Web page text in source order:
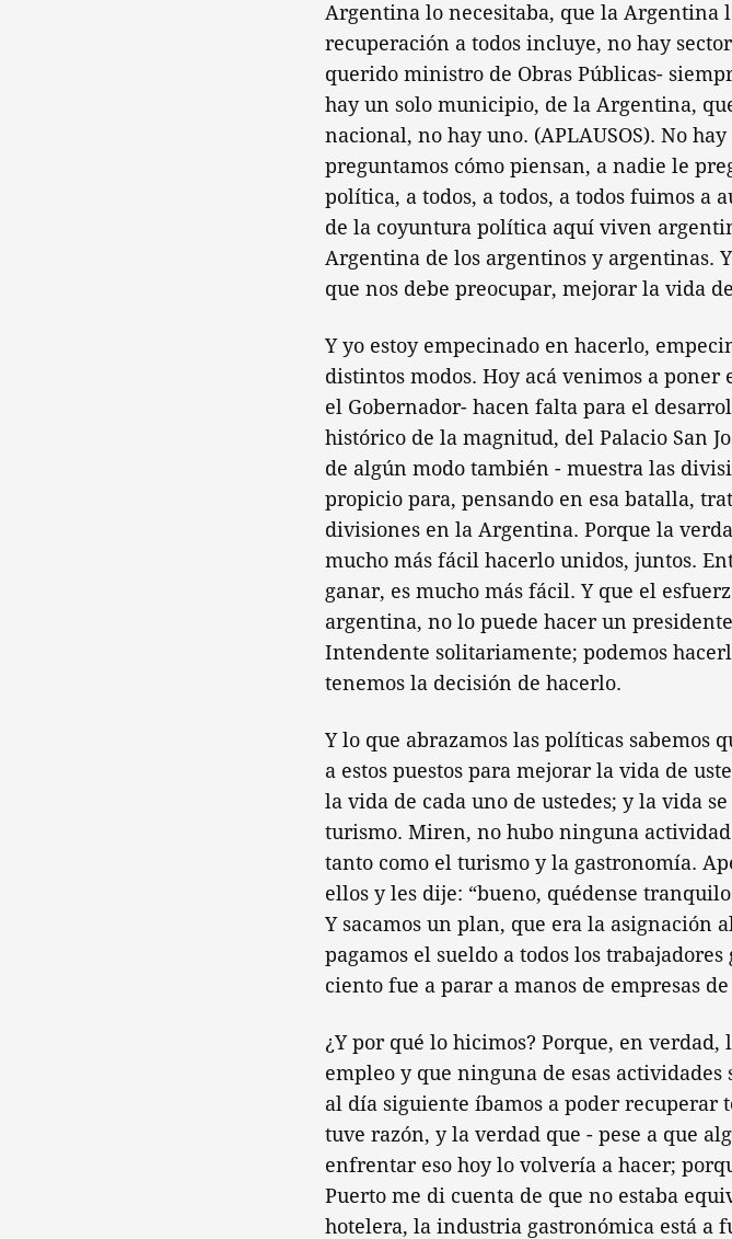
Argentina lo necesitaba, que la Argentina
recuperación a todos incluye, no hay
querido ministro de Obras Públicas-
hay un solo municipio, de la Argentina,
nacional, no hay uno. (APLAUSOS). No
preguntamos cómo piensan, a nadie le
política, a todos, a todos, a todos fuimos a
de la coyuntura política aquí viven
Argentina de los argentinos y argentinas.
que nos debe preocupar, mejorar la vida
Y yo estoy empecinado en hacerlo,
distintos modos. Hoy acá venimos a
el Gobernador- hacen falta para el
histórico de la magnitud, del Palacio San
de algún modo también - muestra las
propicio para, pensando en esa batalla,
divisiones en la Argentina. Porque la
mucho más fácil hacerlo unidos, juntos.
ganar, es mucho más fácil. Y que el
argentina, no lo puede hacer un
Intendente solitariamente; podemos
tenemos la decisión de hacerlo.
Y lo que abrazamos las políticas sabemos
a estos puestos para mejorar la vida de
la vida de cada uno de ustedes; y la vida
turismo. Miren, no hubo ninguna
tanto como el turismo y la gastronomía.
ellos y les dije: “bueno, quédense
Y sacamos un plan, que era la asignación
pagamos el sueldo a todos los
ciento fue a parar a manos de empresas
¿Y por qué lo hicimos? Porque, en
empleo y que ninguna de esas
al día siguiente íbamos a poder recuperar
tuve razón, y la verdad que - pese a que
enfrentar eso hoy lo volvería a hacer;
Puerto me di cuenta de que no estaba
hotelera, la industria gastronómica está a